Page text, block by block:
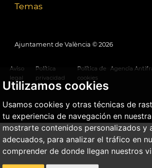
Utilizamos cookies
Usamos cookies y otras técnicas de
tu experiencia de navegación en
mostrarte contenidos personalizados y
adecuados, para analizar el tráfico en
comprender de donde llegan nuestros
Temas
Ajuntament de València © 2026
Aviso
legal
Política
privacidad
Política de
cookies
Agencia